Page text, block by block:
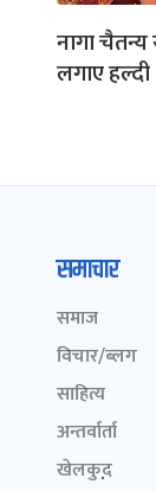
नागा
लगाए हल्दी
समाचार
समाज
विचार/ब्लग
साहित्य
अन्तर्वार्ता
खेलकुद़़